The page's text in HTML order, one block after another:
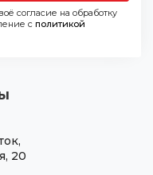
согласие на обработку
с политикой
20